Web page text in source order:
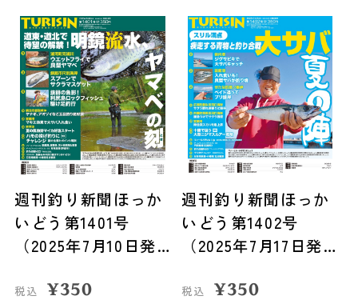
週刊釣り新聞ほっか
いどう第1401号
（2025年7月10日発
税込 ¥350
週刊釣り新聞ほっか
いどう第1402号
（2025年7月17日発
税込 ¥350